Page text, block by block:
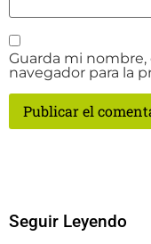
Guarda mi
navegador para la
Seguir Leyendo